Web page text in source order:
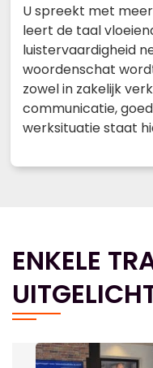
U spreekt met
leert de taal
luistervaardigheid
woordenschat
zowel in zakelijk
communicatie,
werksituatie staat
ENKELE